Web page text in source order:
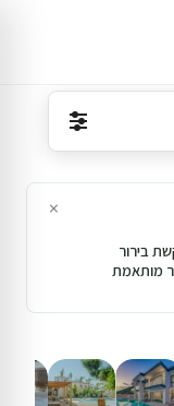
בירור
מותאמת
×